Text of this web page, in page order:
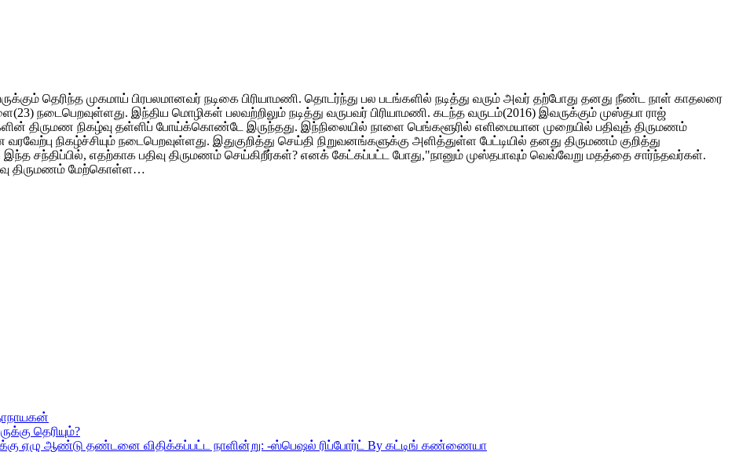
தெரிந்த முகமாய் பிரபலமானவர் நடிகை பிரியாமணி. தொடர்ந்து பல படங்களில் நடித்து வரும் அவர் தற்போது தனது நீண்ட நாள் காதலரை
நடைபெறவுள்ளது. இந்திய மொழிகள் பலவற்றிலும் நடித்து வருபவர் பிரியாமணி. கடந்த வருடம்(2016) இவருக்கும் முஸ்தபா ராஜ்
திருமண நிகழ்வு தள்ளிப் போய்க்கொண்டே இருந்தது. இந்நிலையில் நாளை பெங்களூரில் எளிமையான முறையில் பதிவுத் திருமணம்
நிகழ்ச்சியும் நடைபெறவுள்ளது. இதுகுறித்து செய்தி நிறுவனங்களுக்கு அளித்துள்ள பேட்டியில் தனது திருமணம் குறித்து
சந்திப்பில், எதற்காக பதிவு திருமணம் செய்கிறீர்கள்? எனக் கேட்கப்பட்ட போது,"நானும் முஸ்தபாவும் வெவ்வேறு மதத்தை சார்ந்தவர்கள்.
திருமணம் மேற்கொள்ள…
தெரியும்?
ஏழு ஆண்டு தண்டனை விதிக்கப்பட்ட நாளின்று: -ஸ்பெஷல் ரிப்போர்ட் By கட்டிங் கண்ணையா